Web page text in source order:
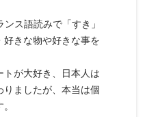
ス語読みで「すき」
好きな物や好きな事を
が大好き、日本人は
ましたが、本当は個